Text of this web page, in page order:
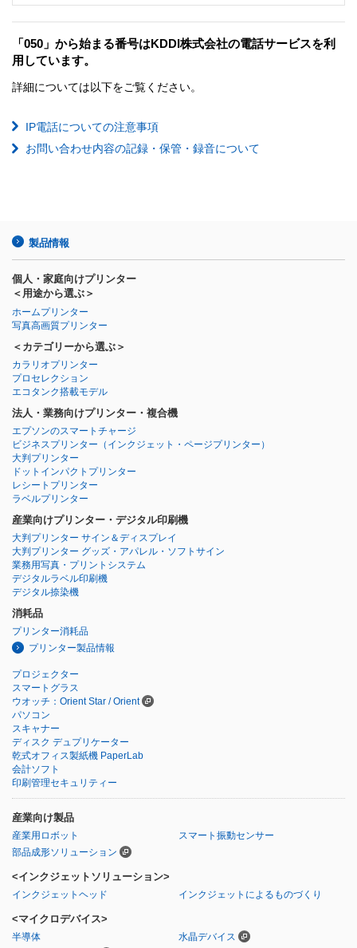
「050」から始まる番号はKDDI株式会社の電話サービスを利
用しています。
詳細については以下をご覧ください。
IP電話についての注意事項
お問い合わせ内容の記録・保管・録音について
製品情報
個人・家庭向けプリンター
＜用途から選ぶ＞
ホームプリンター
写真高画質プリンター
＜カテゴリーから選ぶ＞
カラリオプリンター
プロセレクション
エコタンク搭載モデル
法人・業務向けプリンター・複合機
エプソンのスマートチャージ
ビジネスプリンター （インクジェット・ページプリンター）
大判プリンター
ドットインパクトプリンター
レシートプリンター
ラベルプリンター
産業向けプリンター・デジタル印刷機
大判プリンター サイン＆ディスプレイ
大判プリンター グッズ・アパレル・ソフトサイン
業務用写真・プリントシステム
デジタルラベル印刷機
デジタル捺染機
消耗品
プリンター消耗品
プリンター製品情報
プロジェクター
スマートグラス
ウオッチ：Orient Star / Orient
パソコン
スキャナー
ディスク デュプリケーター
乾式オフィス製紙機 PaperLab
会計ソフト
印刷管理セキュリティー
産業向け製品
産業用ロボット
スマート振動センサー
部品成形ソリューション
<インクジェットソリューション>
インクジェットヘッド インクジェットによるものづくり
<マイクロデバイス>
半導体 水晶デバイス